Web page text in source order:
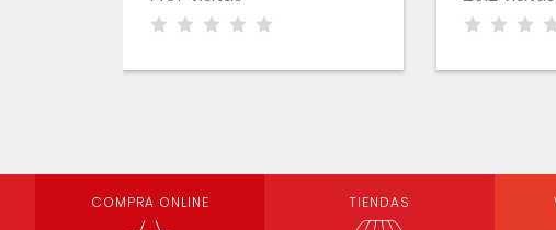
COMPRA ONLINE TIENDAS